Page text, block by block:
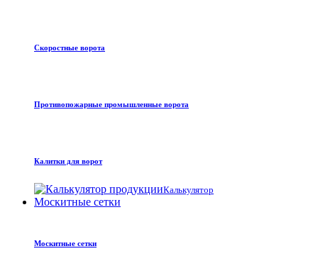
Скоростные ворота
Противопожарные промышленные ворота
Калитки для ворот
Калькулятор
Москитные сетки
Москитные сетки